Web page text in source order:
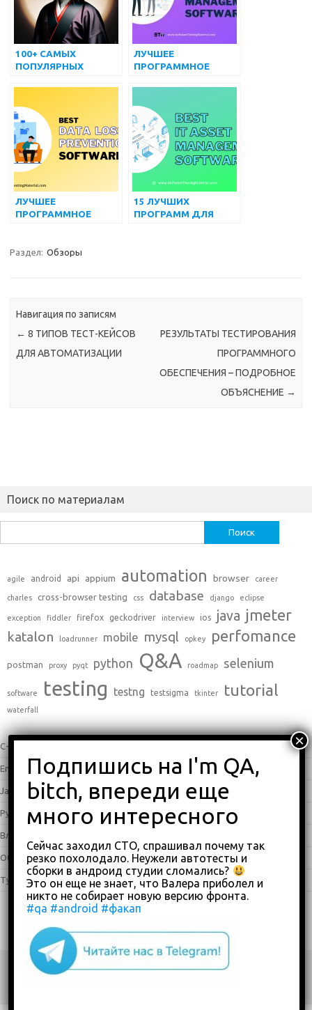
100+ САМЫХ
ПОПУЛЯРНЫХ
ОТВЕТОВ НА
ЛУЧШЕЕ
ПРОГРАММНОЕ
УПРАВЛЕНИЯ
МАРКЕТИНГОВЫМИ
ПРОЕКТАМИ В 2022
ГОДУ
ЛУЧШЕЕ
ПРОГРАММНОЕ
ПОТЕРИ ДАННЫХ
15 ЛУЧШИХ
ПРОГРАММ ДЛЯ
Раздел: Обзоры
Навигация по записям
← 8 ТИПОВ ТЕСТ-КЕЙСОВ
ДЛЯ АВТОМАТИЗАЦИИ
РЕЗУЛЬТАТЫ ТЕСТИРОВАНИЯ
ПРОГРАММНОГО
ОБЕСПЕЧЕНИЯ – ПОДРОБНОЕ
ОБЪЯСНЕНИЕ →
Поиск по материалам
agile android api appium automation browser career
charles cross-browser testing css database django eclipse
exception fiddler firefox geckodriver interview ios java jmeter
katalon loadrunner mobile mysql opkey perfomance
postman proxy pyqt python Q&A roadmap selenium
software testing testng testsigma tkinter tutorial
waterfall
C++
English (338)
Java (25)
Python(16)
Влоги
Обзоры(875)
Туториалы (23)
Copyright 2018-2023
Сейчас заходил СТО, спрашивал почему так
резко похолодало. Неужели автотесты и
сборки в андроид студии сломались?
Это он еще не знает, что Валера приболел и
никто не собирает новую версию фронта.
#qa #android #факап